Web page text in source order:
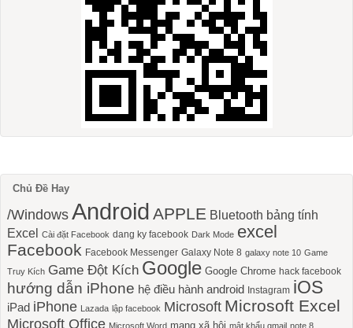
Chủ Đề Hay
/Windows Android APPLE Bluetooth bảng tính
Excel Cài đặt Facebook dang ky facebook Dark Mode excel
Facebook Facebook Messenger Galaxy Note 8 galaxy note 10 Game
Truy Kích Game Đột Kích Google Google Chrome hack facebook
hướng dẫn iPhone hệ điều hành android Instagram iOS
iPad iPhone Lazada lập facebook Microsoft Microsoft Excel
Microsoft Office Microsoft Word mạng xã hội mật khẩu gmail note 8